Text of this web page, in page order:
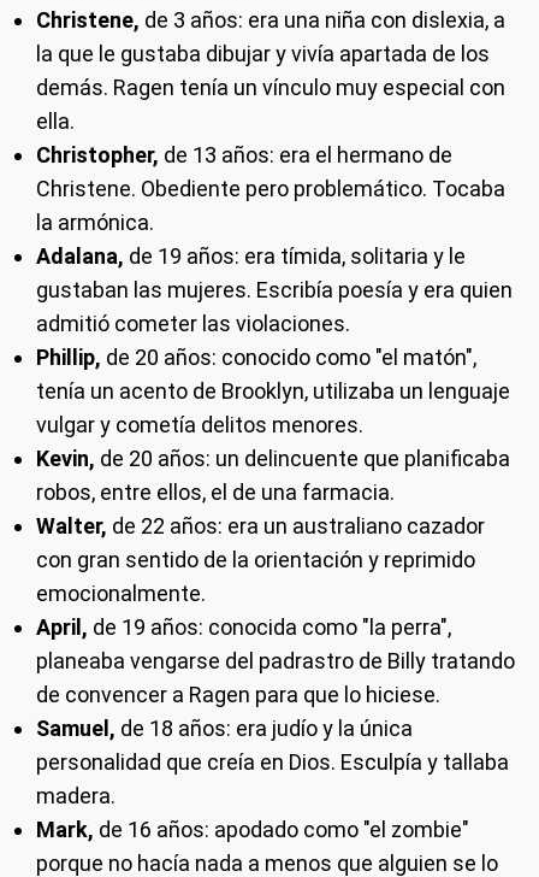
Christene, de 3 años: era una niña con dislexia, a
la que le gustaba dibujar y vivía apartada de los
demás. Ragen tenía un vínculo muy especial con
ella.
Christopher, de 13 años: era el hermano de
Christene. Obediente pero problemático. Tocaba
la armónica.
Adalana, de 19 años: era tímida, solitaria y le
gustaban las mujeres. Escribía poesía y era quien
admitió cometer las violaciones.
Phillip, de 20 años: conocido como "el matón",
tenía un acento de Brooklyn, utilizaba un lenguaje
vulgar y cometía delitos menores.
Kevin, de 20 años: un delincuente que planificaba
robos, entre ellos, el de una farmacia.
Walter, de 22 años: era un australiano cazador
con gran sentido de la orientación y reprimido
emocionalmente.
April, de 19 años: conocida como "la perra",
planeaba vengarse del padrastro de Billy tratando
de convencer a Ragen para que lo hiciese.
Samuel, de 18 años: era judío y la única
personalidad que creía en Dios. Esculpía y tallaba
madera.
Mark, de 16 años: apodado como "el zombie"
porque no hacía nada a menos que alguien se lo